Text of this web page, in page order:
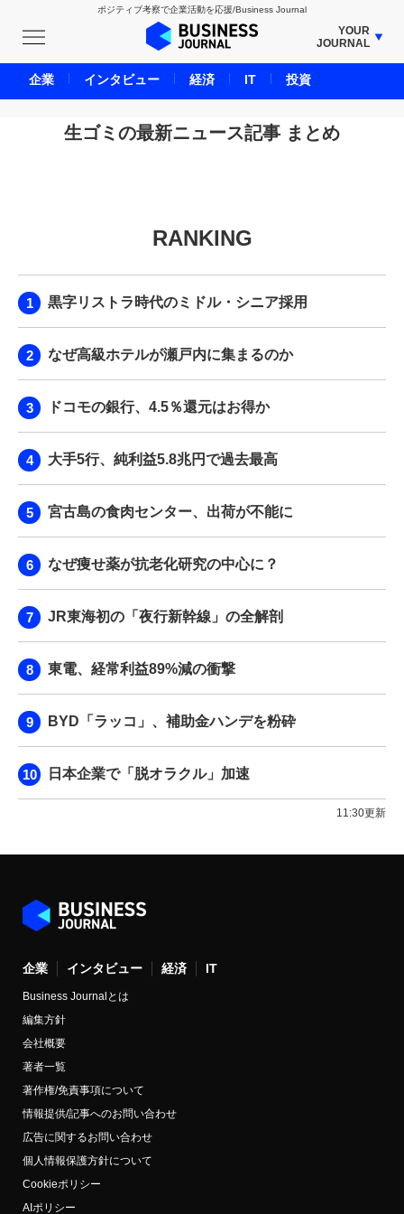
ポジティブ考察で企業活動を応援/Business Journal
YOUR
JOURNAL
BUSINESS JOURNAL
UNICORN JOURNAL
CARBON CREDITS JOURNAL
LIFE ENDING JOURNAL
BPaaS JOURNAL
生ゴミの最新ニュース記事 まとめ
RANKING
黒字リストラ時代のミドル・シニア採用
なぜ高級ホテルが瀬戸内に集まるのか
ドコモの銀行、4.5％還元はお得か
大手5行、純利益5.8兆円で過去最高
宮古島の食肉センター、出荷が不能に
なぜ痩せ薬が抗老化研究の中心に？
JR東海初の「夜行新幹線」の全解剖
東電、経常利益89%減の衝撃
BYD「ラッコ」、補助金ハンデを粉砕
日本企業で「脱オラクル」加速
11:30更新
企業 インタビュー 経済 IT
Business Journalとは
編集方針
会社概要
著者一覧
著作権/免責事項について
情報提供/記事へのお問い合わせ
広告に関するお問い合わせ
個人情報保護方針について
Cookieポリシー
AIポリシー
企業 インタビュー 経済 IT 投資